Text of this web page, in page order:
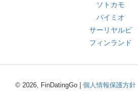
ソトカモ
パイミオ
サーリヤルビ
フィンランド
© 2026, FinDatingGo | 個人情報保護方針|